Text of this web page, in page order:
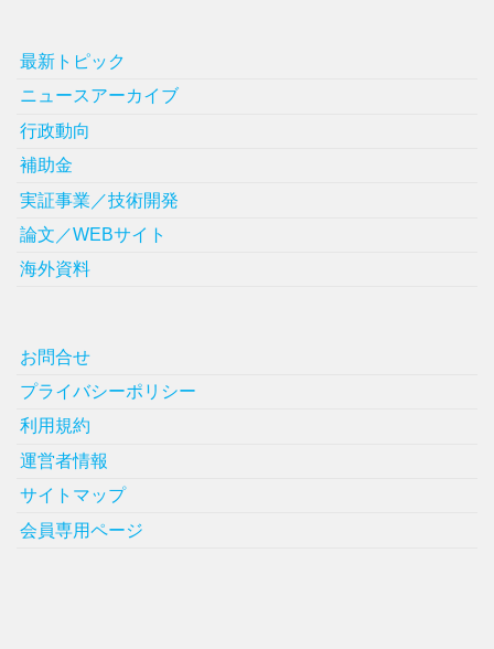
最新トピック
ニュースアーカイブ
行政動向
補助金
実証事業／技術開発
論文／WEBサイト
海外資料
お問合せ
プライバシーポリシー
利用規約
運営者情報
サイトマップ
会員専用ページ